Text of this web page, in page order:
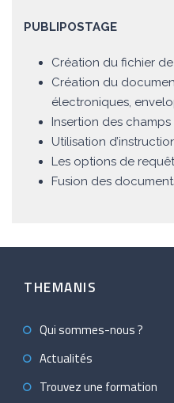
PUBLIPOSTAGE
Création du fichier
Création du
électroniques,
Insertion des
Utilisation
Les options de
Fusion des
THEMANIS
Qui sommes-nous ?
Actualités
Trouvez une formation